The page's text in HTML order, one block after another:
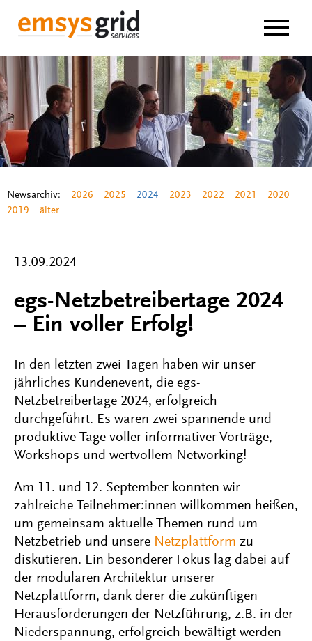
Newsarchiv: 2026 2025 2024 2023 2022 2021
2020
2019
älter
13.09.2024
egs-Netzbetreibertage 2024
– Ein voller Erfolg!
In den letzten zwei Tagen haben wir unser
jährliches Kundenevent, die egs-
Netzbetreibertage 2024, erfolgreich
durchgeführt. Es waren zwei spannende und
produktive Tage voller informativer Vorträge,
Workshops und wertvollem Networking!
Am 11. und 12. September konnten wir
zahlreiche Teilnehmer:innen willkommen heißen,
um gemeinsam aktuelle Themen rund um
Netzbetrieb und unsere Netzplattform zu
diskutieren. Ein besonderer Fokus lag dabei auf
der modularen Architektur unserer
Netzplattform, dank derer die zukünftigen
Herausforderungen der Netzführung, z.B. in der
Niederspannung, erfolgreich bewältigt werden